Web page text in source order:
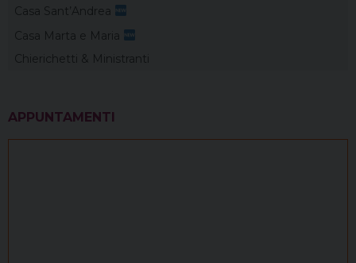
Casa Sant’Andrea
Casa Marta e Maria
Chierichetti & Ministranti
APPUNTAMENTI